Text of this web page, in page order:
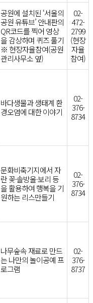
공원에 설치된 ‘서울의
공원 유튜브’ 안내판의
QR코드를 찍어 영상
을 감상하며 퀴즈 풀기
※ 현장자율참여(공원
관리사무소 옆)
02-
472-
2799
(현장
자율
참여)
바다생물과 생태계 환
경오염에 대한 이야기
02-
376-
8734
문화비축기지에서 자
란 꽃·솔방울·보리 등
을 활용하여 행복을 기
원하는 리스만들기
02-
376-
8734
나무숲속 재료로 만드
는 나만의 놀이공예 프
로그램
02-
376-
8737